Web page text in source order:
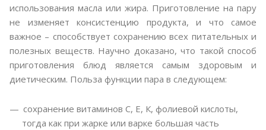
использования масла или жира. Приготовление на пару
не изменяет консистенцию продукта, и что самое
важное – способствует сохранению всех питательных и
полезных веществ. Научно доказано, что такой способ
приготовления блюд является самым здоровым и
диетическим. Польза функции пара в следующем:
сохранение витаминов С, Е, К, фолиевой кислоты,
тогда как при жарке или варке большая часть